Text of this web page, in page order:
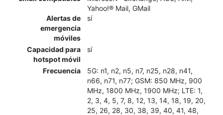
Yahoo!® Mail, GMail
Alertas de
emergencia
móviles
sí
Capacidad para
hotspot móvil
sí
Frecuencia
5G: n1, n2, n5, n7, n25, n28, n41,
n66, n71, n77; GSM: 850 MHz, 900
MHz, 1800 MHz, 1900 MHz; LTE: 1,
2, 3, 4, 5, 7, 8, 12, 13, 14, 18, 19, 20,
25, 26, 28, 30, 38, 39, 40, 41, 48,